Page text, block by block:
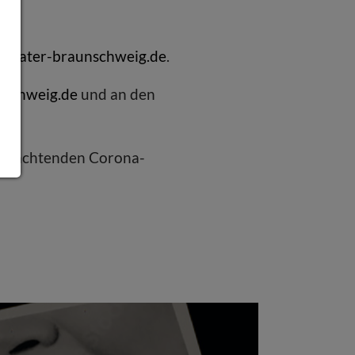
braunschweig.de.
und an den
Corona-